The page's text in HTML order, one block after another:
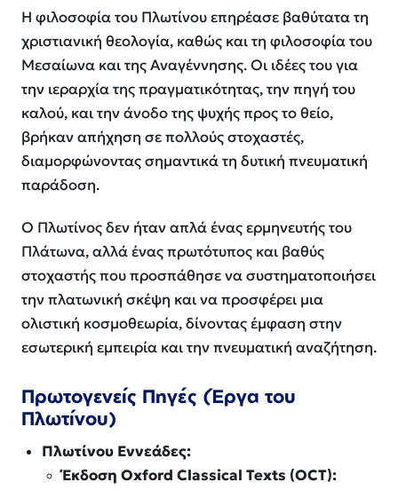
Η φιλοσοφία του Πλωτίνου επηρέασε βαθύτατα τη
χριστιανική θεολογία, καθώς και τη φιλοσοφία του
Μεσαίωνα και της Αναγέννησης. Οι ιδέες του για
την ιεραρχία της πραγματικότητας, την πηγή του
καλού, και την άνοδο της ψυχής προς το θείο,
βρήκαν απήχηση σε πολλούς στοχαστές,
διαμορφώνοντας σημαντικά τη δυτική πνευματική
παράδοση.
Ο Πλωτίνος δεν ήταν απλά ένας ερμηνευτής του
Πλάτωνα, αλλά ένας πρωτότυπος και βαθύς
στοχαστής που προσπάθησε να συστηματοποιήσει
την πλατωνική σκέψη και να προσφέρει μια
ολιστική κοσμοθεωρία, δίνοντας έμφαση στην
εσωτερική εμπειρία και την πνευματική αναζήτηση.
Πρωτογενείς Πηγές (Έργα του
Πλωτίνου)
Πλωτίνου Εννεάδες:
Έκδοση Oxford Classical Texts (OCT):